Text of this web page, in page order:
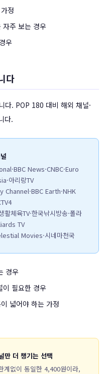
정
자주 보는 경우
우
다
다. POP 180 대비 해외 채널·
다.
News·CNBC·Euro
아리랑TV
Channel·BBC Earth·NHK
활체육TV·한국낚시방송·폴라
TV
Movies·시네마천국
경우
이 필요한 경우
넓어야 하는 가정
만 더 챙기는 선택
계없이 동일한 4,400원이라,